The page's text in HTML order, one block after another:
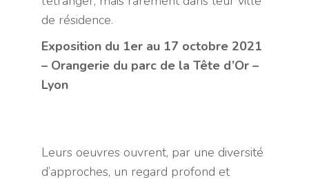
de résidence.
Exposition du 1er au 17 octobre 2021
– Orangerie du parc de la Tête d’Or –
Lyon
Leurs oeuvres ouvrent, par une diversité
d’approches, un regard profond et